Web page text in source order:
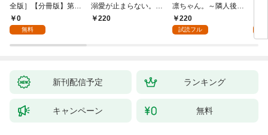
全版］【分冊版】第1
話0
無料
溺愛が止まらない。純
情で、健気で…絶倫！
220
凛ちゃん。～隣人後輩
くんのイキすぎた執着
にハメ堕とされる～(1)
220
試読フル
ま
～
新刊配信予定 ランキング
キャンペーン 無料